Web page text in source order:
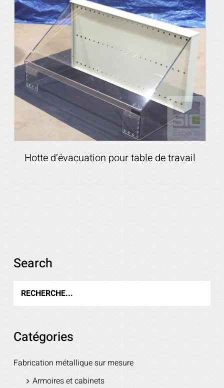
Voir les détails
Hotte d’évacuation pour table de travail
Search
Catégories
Fabrication métallique sur mesure
Armoires et cabinets